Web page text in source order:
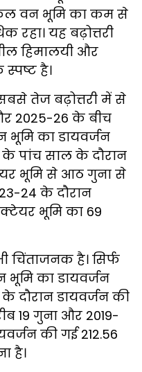
वन भूमि का कम से
रहा। यह बढ़ोत्तरी
हिमालयी और
स्पष्ट है।
तेज बढ़ोत्तरी में से
2025-26 के बीच
भूमि का डायवर्जन
के पांच साल के दौरान
भूमि से आठ गुना से
24 के दौरान
भूमि का 69
है। सिर्फ
भूमि का डायवर्जन
दौरान डायवर्जन की
19 गुना और 2019-
की गई 212.56
है।